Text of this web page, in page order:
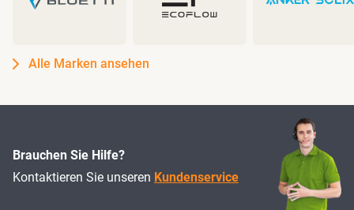
Alle Marken ansehen
Brauchen Sie Hilfe?
Kontaktieren Sie unseren Kundenservice